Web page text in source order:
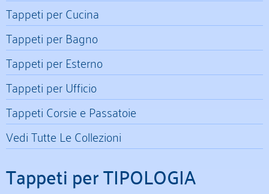
Tappeti per Cucina
Tappeti per Bagno
Tappeti per Esterno
Tappeti per Ufficio
Tappeti Corsie e Passatoie
Vedi Tutte Le Collezioni
Tappeti per TIPOLOGIA